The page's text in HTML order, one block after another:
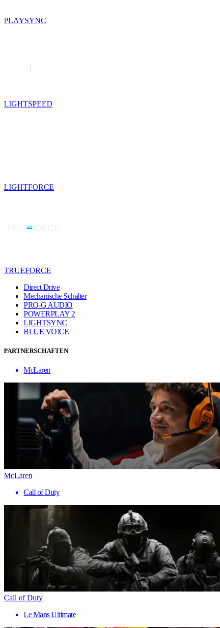
PLAYSYNC
LIGHTSPEED
LIGHTFORCE
TRUEFORCE
Direct Drive
Mechanische Schalter
PRO-G AUDIO
POWERPLAY 2
LIGHTSYNC
BLUE VO!CE
PARTNERSCHAFTEN
McLaren
McLaren
Call of Duty
Call of Duty
Le Mans Ultimate